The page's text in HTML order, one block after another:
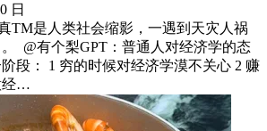
日
TM是人类社会缩影，一遇到天灾人祸
@有个梨GPT：普通人对经济学的态
段： 1 穷的时候对经济学漠不关心 2 赚
经…